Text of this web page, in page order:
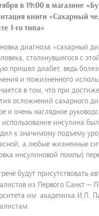
в 19:00 в магазине
книги «Сахарный
1-го типа»
диагноза «сахарный
столкнувшегося с
пришел диабет, ведь
и пожизненного
в том, что при
осложнений сахарного
и очень наглядное
использование инсулина
к значимому подъему
а любые жизненные
инсулиновой помпы)
будут присутствовать
из Первого Санкт —
им. академика И.П.